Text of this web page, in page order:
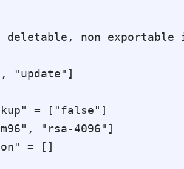
non exportable
"update"]
= ["false"]
"rsa-4096"]
= []